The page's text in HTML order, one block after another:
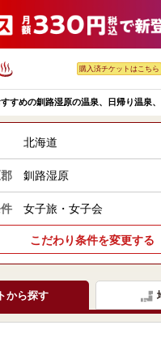
購入済チケットはこちら
すめの釧路湿原の温泉、日帰り温泉
北海道
釧路湿原
女子旅・女子会
こだわり条件を変更する
から探す